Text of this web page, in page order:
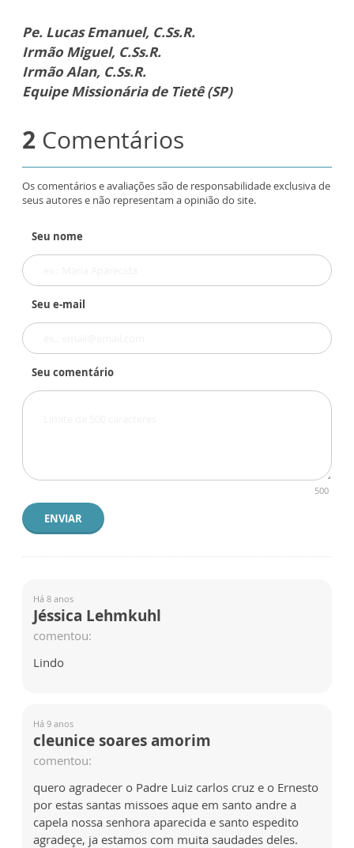
Pe. Lucas Emanuel, C.Ss.R.
Irmão Miguel, C.Ss.R.
Irmão Alan, C.Ss.R.
Equipe Missionária de Tietê (SP)
2 Comentários
Os comentários e avaliações são de responsabilidade exclusiva de
seus autores e não representam a opinião do site.
Seu nome
Seu e-mail
Seu comentário
500
ENVIAR
Há 8 anos
Jéssica Lehmkuhl
comentou:
Lindo
Há 9 anos
cleunice soares amorim
comentou:
quero agradecer o Padre Luiz carlos cruz e o Ernesto
por estas santas missoes aque em santo andre a
capela nossa senhora aparecida e santo espedito
agradeçe, ja estamos com muita saudades deles.